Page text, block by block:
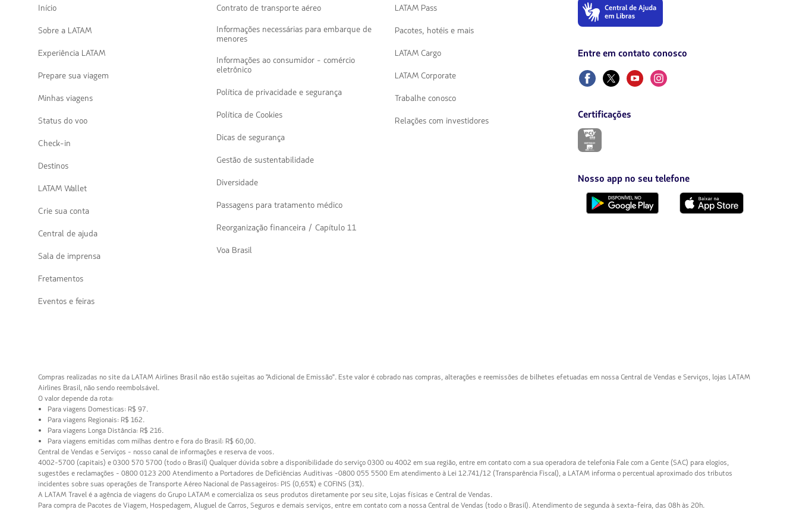
navegar
navegar
Início
Sobre a LATAM
Experiência LATAM
Prepare sua viagem
Minhas viagens
Status do voo
Check-in
Destinos
LATAM Wallet
Crie sua conta
Central de ajuda
Sala de imprensa
Fretamentos
Eventos e feiras
Contrato de transporte aéreo
Informações necessárias para embarque de
menores
Informações ao consumidor - comércio
eletrônico
Política de privacidade e segurança
Política de Cookies
Dicas de segurança
Gestão de sustentabilidade
Diversidade
Passagens para tratamento médico
Reorganização financeira / Capítulo 11
Voa Brasil
LATAM Pass
Pacotes, hotéis e mais
LATAM Cargo
LATAM Corporate
Trabalhe conosco
Relações com investidores
será
uma
aba.
Entre em contato conosco
FacebookTwitterYoutubeInstagram
Certificações
O
em
uma
nova
aba.
Nosso app no seu telefone
Baixe
no
Baixe
Compras realizadas no site da LATAMAirlines Brasil não estão sujeitas ao "Adicional de Emissão". Este valor é cobrado nas compras, alterações e reemissões de bilhetes efetuadas em nossa Central de Vendas e Serviços, lojas LATAM
Airlines Brasil, não sendo reembolsável.
O valor depende da rota:
Para viagens Domesticas: R$ 97
brasileiros
.
Para viagens Regionais: R$ 162
reais
brasileiros
.
Para viagens Longa Distância: R$ 216
reais
brasileiros
.
Para viagens emitidas com milhas dentro e fora do Brasil: R$ 60,0060,00
reais
brasileiros
.
Central de Vendas e Serviços - nosso canal de informações e reserva de voos.
4002-57004
0
0
2
-
(capitais) e0300 570 57000
3
0
0
5
(todo o Brasil) Qualquer dúvida sobre a disponibilidade do serviço03000
3
0
ou4002 4
0
2
em sua região, entre em contato com a sua operadora de telefonia Fale com a Gente (SAC) para elogios,
sugestões e reclamações - 0800 0123 2000
8
0
0
Atendimento a Portadores de Deficiências Auditivas -0800 055 55000
0
0
Em atendimento à Lei 12.741/12 (Transparência Fiscal), a LATAM informa o percentual aproximado dos tributos
incidentes sobre suas operações de Transporte Aéreo Nacional de Passageiros: PIS (0,65%) e COFINS (3%).
A LATAMTravelé a agência de viagens do Grupo LATAM e comercializa os seus produtos diretamente por seu site, Lojas físicas e Central de Vendas.
Para compra de Pacotes de Viagem, Hospedagem, Aluguel de Carros, Seguros e demais serviços, entre em contato com a nossa Central de Vendas (todo o Brasil). Atendimento de segunda à sexta-feira, das 08h às 20h.